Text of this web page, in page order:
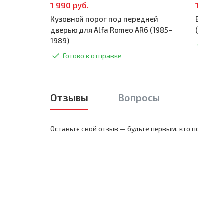
1 990 руб.
Кузовной порог под передней
дверью для Alfa Romeo AR6 (1985–
1989)
Готово к отправке
Отзывы Вопросы
Оставьте свой отзыв — будьте первым, кто